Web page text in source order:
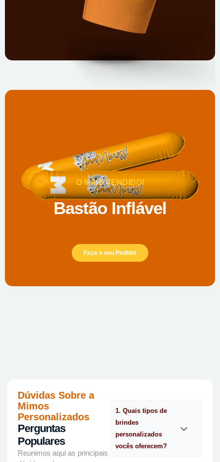
O MAIS VENDIDO!
Bastão Inflável
Faça o seu Pedido!
Dúvidas Sobre a
Mimos
Personalizados
Perguntas
Populares
Reunimos aqui as principais
1. Quais tipos de
brindes
personalizados
vocês oferecem?